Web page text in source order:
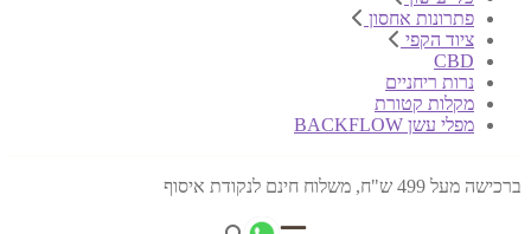
פתרונות אחסון
ציוד הקפי
CBD
נרות ריחניים
מקלות קטורת
מפלי עשן BACKFLOW
ברכישה מעל 499 ש"ח, משלוח חינם לנקודת איסוף